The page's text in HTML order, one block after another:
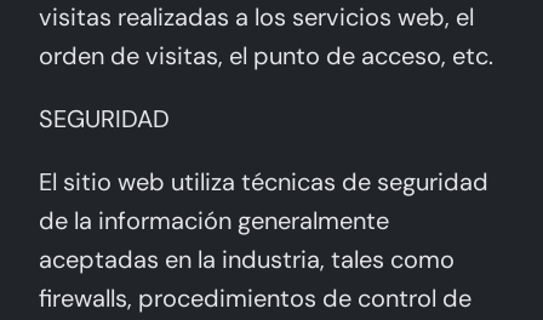
visitas realizadas a los servicios web, el
orden de visitas, el punto de acceso, etc.
SEGURIDAD
El sitio web utiliza técnicas de seguridad
de la información generalmente
aceptadas en la industria, tales como
firewalls, procedimientos de control de